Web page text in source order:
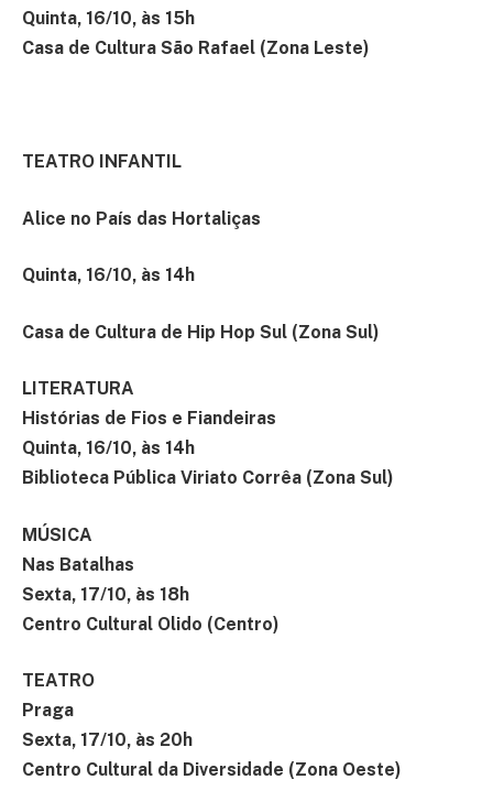
Quinta, 16/10, às 15h
Casa de Cultura São Rafael (Zona Leste)
TEATRO INFANTIL
Alice no País das Hortaliças
Quinta, 16/10, às 14h
Casa de Cultura de Hip Hop Sul (Zona Sul)
LITERATURA
Histórias de Fios e Fiandeiras
Quinta, 16/10, às 14h
Biblioteca Pública Viriato Corrêa (Zona Sul)
MÚSICA
Nas Batalhas
Sexta, 17/10, às 18h
Centro Cultural Olido (Centro)
TEATRO
Praga
Sexta, 17/10, às 20h
Centro Cultural da Diversidade (Zona Oeste)